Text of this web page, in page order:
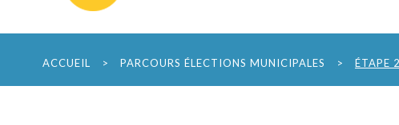
ACCUEIL > PARCOURS ÉLECTIONS MUNICIPALES > ÉTAPE